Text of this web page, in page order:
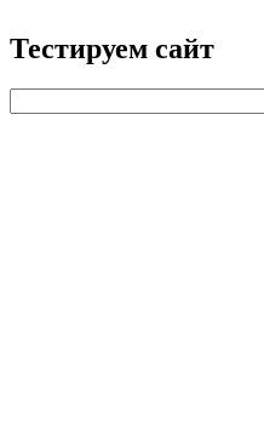
Тестируем сайт